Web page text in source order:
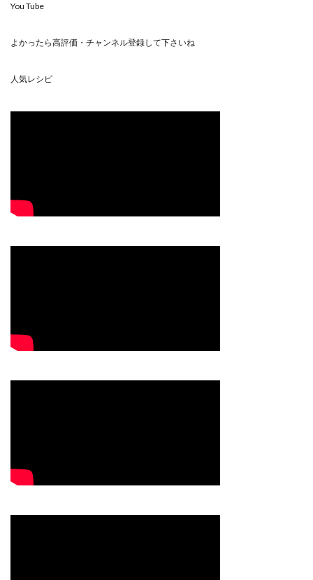
You Tube
よかったら高評価・チャンネル登録して下さいね
人気レシピ